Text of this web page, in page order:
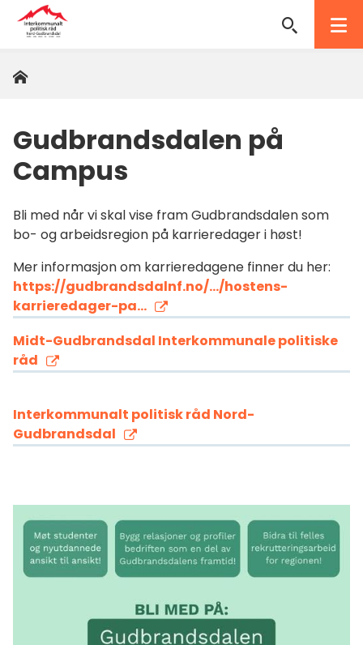
Interkommunalt
politisk
Nord-
Gudbrandsdal
DuHjem
Gudbrandsdalen på
Campus
Bli med når vi skal vise fram Gudbrandsdalen som
bo- og arbeidsregion på karrieredager i høst!
Mer informasjon om karrieredagene finner du her:
https://gudbrandsdalnf.no/.../hostens-
karrieredager-pa...
Midt-Gudbrandsdal Interkommunale politiske
råd
Interkommunalt politisk råd Nord-
Gudbrandsdal